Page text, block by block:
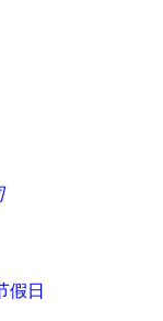
假日